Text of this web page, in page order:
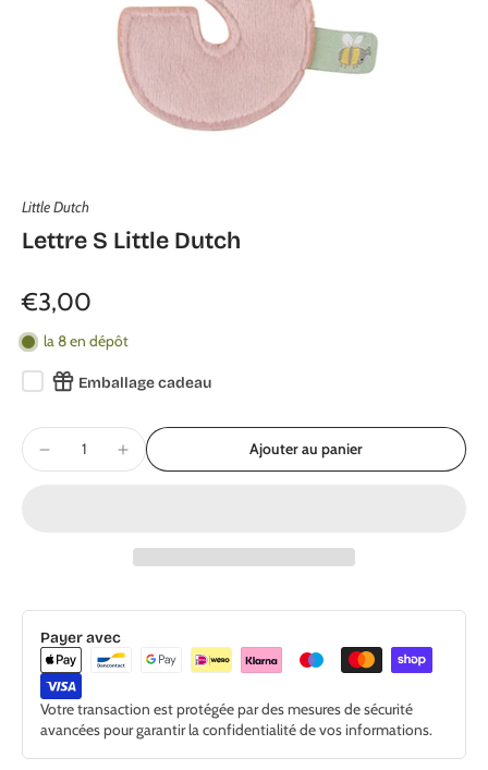
Little Dutch
Lettre S Little Dutch
€3,00
la 8 en dépôt
Emballage cadeau
Ajouter au panier
Payer avec
Votre transaction est protégée par des mesures de sécurité
avancées pour garantir la confidentialité de vos informations.